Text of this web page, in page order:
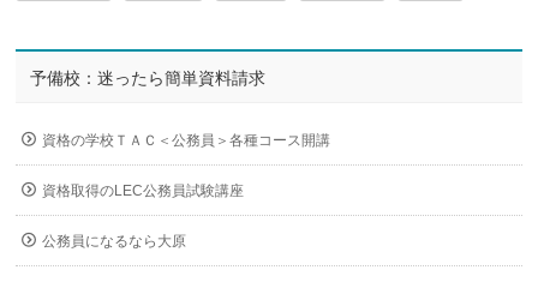
予備校：迷ったら簡単資料請求
資格の学校ＴＡＣ＜公務員＞各種コース開講
資格取得のLEC公務員試験講座
公務員になるなら大原